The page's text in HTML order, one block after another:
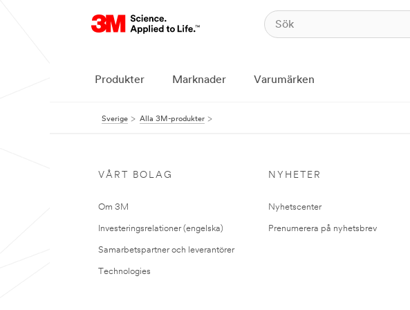
Produkter Marknader Varumärken
Sverige Alla 3M-produkter
VÅRT BOLAG
Om 3M
Investeringsrelationer (engelska)
Samarbetspartner och leverantörer
Technologies
NYHETER
Nyhetscenter
Prenumerera på nyhetsbrev